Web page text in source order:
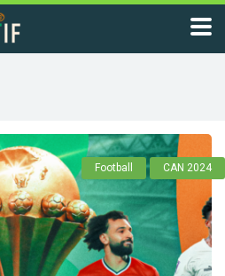
Football CAN 2024